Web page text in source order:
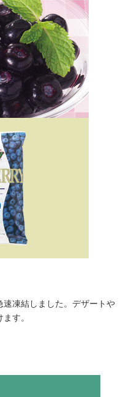
凍結しました。デザートや
す。